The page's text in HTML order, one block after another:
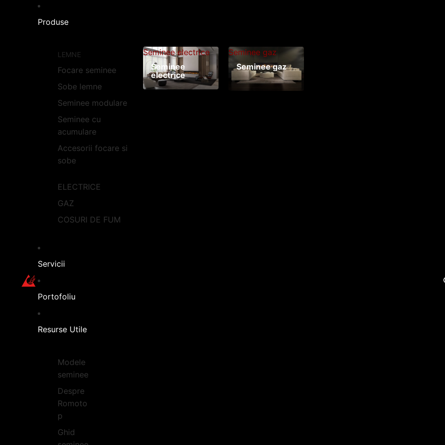
Produse
LEMNE
Focare seminee
Sobe lemne
Seminee modulare
Seminee cu
acumulare
Accesorii focare si
sobe
ELECTRICE
GAZ
COSURI DE FUM
Seminee electrice
Seminee
electrice
Seminee gaz
Seminee gaz
Servicii
Portofoliu
Resurse Utile
Modele
seminee
Despre
Romoto
p
Ghid